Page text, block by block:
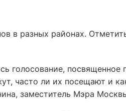
в разных районах.
голосование, посвященное
часто ли их посещают и
заместитель Мэра